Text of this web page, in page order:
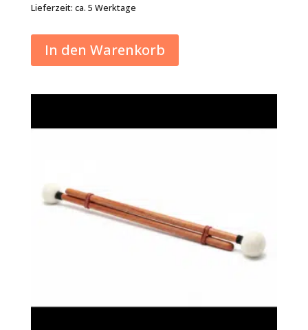
Lieferzeit: ca. 5 Werktage
In den Warenkorb